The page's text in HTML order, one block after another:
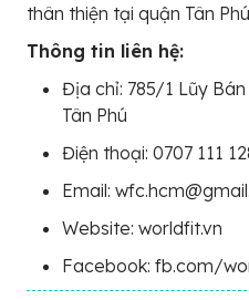
thân thiện tại quận Tân
Thông tin liên hệ:
Địa chỉ: 785/1 Lũy Bán
Tân Phú
Điện thoại: 0707 111
Email:
Website: worldfit.vn
Facebook: fb.com/